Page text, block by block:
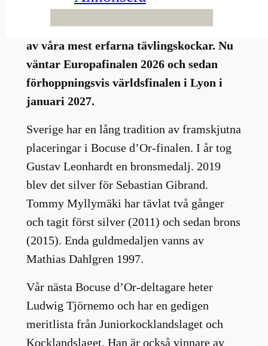
finalen i Lyon. Men redan nu har den
svenska finalen avgjorts. Vinnare blev en
av våra mest erfarna tävlingskockar. Nu
väntar Europafinalen 2026 och sedan
förhoppningsvis världsfinalen i Lyon i
januari 2027.
Sverige har en lång tradition av framskjutna
placeringar i Bocuse d’Or-finalen. I år tog
Gustav Leonhardt en bronsmedalj. 2019
blev det silver för Sebastian Gibrand.
Tommy Myllymäki har tävlat två gånger
och tagit först silver (2011) och sedan brons
(2015). Enda guldmedaljen vanns av
Mathias Dahlgren 1997.
Vår nästa Bocuse d’Or-deltagare heter
Ludwig Tjörnemo och har en gedigen
meritlista från Juniorkocklandslaget och
Kocklandslaget. Han är också vinnare av